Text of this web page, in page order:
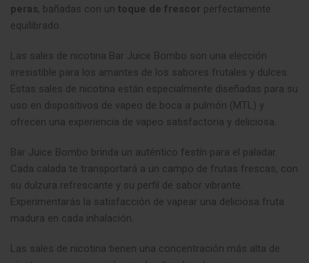
peras, bañadas con un toque de frescor perfectamente
equilibrado.
Las sales de nicotina Bar Juice Bombo son una elección
irresistible para los amantes de los sabores frutales y dulces.
Estas sales de nicotina están especialmente diseñadas para su
uso en dispositivos de vapeo de boca a pulmón (MTL) y
ofrecen una experiencia de vapeo satisfactoria y deliciosa.
Bar Juice Bombo brinda un auténtico festín para el paladar.
Cada calada te transportará a un campo de frutas frescas, con
su dulzura refrescante y su perfil de sabor vibrante.
Experimentarás la satisfacción de vapear una deliciosa fruta
madura en cada inhalación.
Las sales de nicotina tienen una concentración más alta de